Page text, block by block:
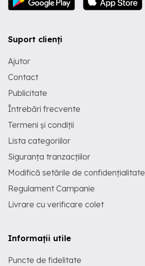
Suport clienți
Ajutor
Contact
Publicitate
Întrebări frecvente
Termeni și condiții
Lista categoriilor
Siguranța tranzacțiilor
Modifică setările de confidențialitate
Regulament Campanie
Livrare cu verificare colet
Informații utile
Puncte de fidelitate